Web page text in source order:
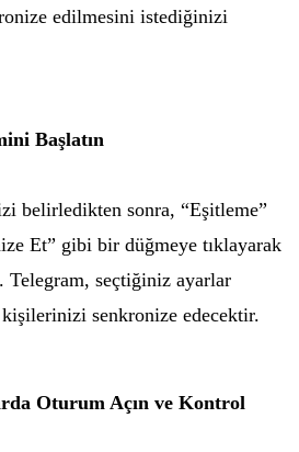
edilmesini istediğinizi
Başlatın
belirledikten sonra, “Eşitleme”
Et” gibi bir düğmeye tıklayarak
Telegram, seçtiğiniz ayarlar
senkronize edecektir.
Oturum Açın ve Kontrol